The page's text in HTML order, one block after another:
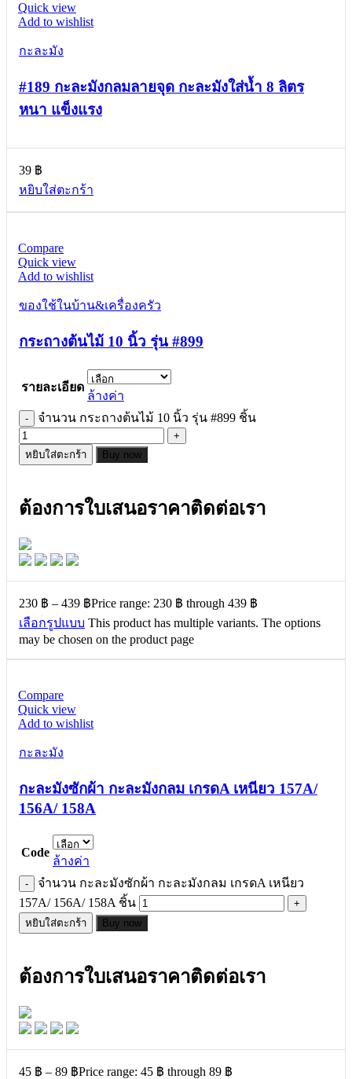
Quick view
Add to wishlist
กะละมัง
#189 กะละมังกลมลายจุด กะละมังใส่น้ำ 8 ลิตร
หนา แข็งแรง
39 ฿
หยิบใส่ตะกร้า
Compare
Quick view
Add to wishlist
ของใช้ในบ้าน&เครื่องครัว
กระถางต้นไม้ 10 นิ้ว รุ่น #899
รายละเอียด
ล้างค่า
จำนวน กระถางต้นไม้ 10 นิ้ว รุ่น #899 ชิ้น
หยิบใส่ตะกร้า Buy now
ต้องการใบเสนอราคาติดต่อเรา
230 ฿ – 439 ฿Price range: 230 ฿ through 439 ฿
เลือกรูปแบบ This product has multiple variants. The options
may be chosen on the product page
Compare
Quick view
Add to wishlist
กะละมัง
กะละมังซักผ้า กะละมังกลม เกรดA เหนียว 157A/
156A/ 158A
Code
ล้างค่า
จำนวน กะละมังซักผ้า กะละมังกลม เกรดA เหนียว
157A/ 156A/ 158A ชิ้น
หยิบใส่ตะกร้า Buy now
ต้องการใบเสนอราคาติดต่อเรา
45 ฿ – 89 ฿Price range: 45 ฿ through 89 ฿